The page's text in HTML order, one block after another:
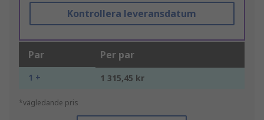
Kontrollera leveransdatum
Par Per par
1 + 1 315,45 kr
*vägledande pris